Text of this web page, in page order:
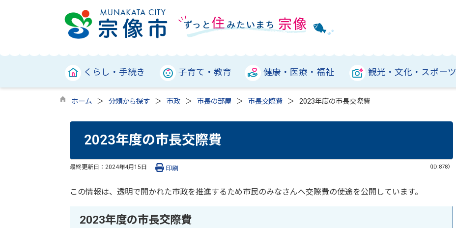
くらし・手続き 子育て・教育 健康・医療・福祉 観光・文化・スポーツ
ホーム 分類から探す 市政 市長の部屋 市長交際費 2023年度の市長交際費
2023年度の市長交際費
最終更新日： 2024年4月15日 （ID:878）
印刷
この情報は、透明で開かれた市政を推進するため市民のみなさんへ交際費の使途を公開しています。
2023年度の市長交際費